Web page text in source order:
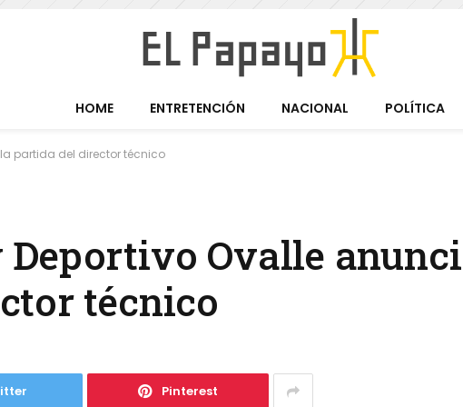
HOME ENTRETENCIÓN NACIONAL POLÍTICA
partida del director técnico
Deportivo Ovalle
técnico
Pinterest